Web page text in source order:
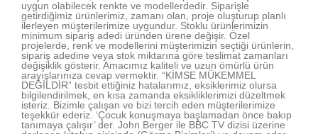
uygun olabilecek renkte ve modellerdedir. Siparişle
getirdiğimiz ürünlerimiz, zamanı olan, proje oluşturup planlı
ilerleyen müşterilerimize uygundur. Stoklu ürünlerimizin
minimum sipariş adedi üründen ürene değişir. Özel
projelerde, renk ve modellerini müşterimizin seçtiği ürünlerin,
sipariş adedine veya stok miktarına göre teslimat zamanları
değişiklik gösterir. Amacımız kaliteli ve uzun ömürlü ürün
arayışlarınıza cevap vermektir. “KİMSE MÜKEMMEL
DEĞİLDİR” tesbit ettiğiniz hatalarımız, eksiklerimiz olursa
bilgilendirilmek, en kısa zamanda eksikliklerimizi düzeltmek
isteriz. Bizimle çalışan ve bizi tercih eden müşterilerimize
teşekkür ederiz. ‘Çocuk konuşmaya başlamadan önce bakıp
tanımaya çalışır’ der. John Berger ile BBC TV dizisi üzerine